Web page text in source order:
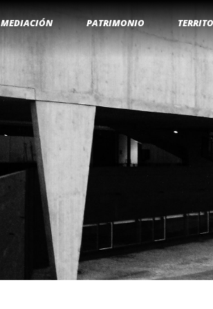
MEDIACIÓN PATRIMONIO